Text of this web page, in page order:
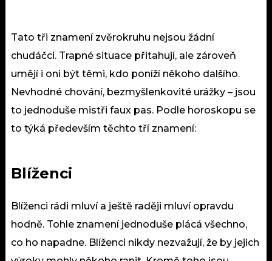
Tato tři znamení zvěrokruhu nejsou žádní
chudáčci. Trapné situace přitahují, ale zároveň
umějí i oni být těmi, kdo poníží někoho dalšího.
Nevhodné chování, bezmyšlenkovité urážky – jsou
to jednoduše mistři faux pas. Podle horoskopu se
to týká především těchto tří znamení:
Blíženci
Blíženci rádi mluví a ještě raději mluví opravdu
hodně. Tohle znamení jednoduše plácá všechno,
co ho napadne. Blíženci nikdy nezvažují, že by jejich